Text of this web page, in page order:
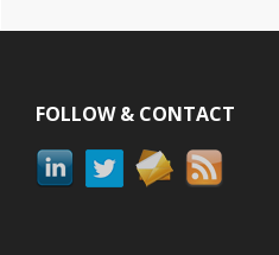
FOLLOW & CONTACT